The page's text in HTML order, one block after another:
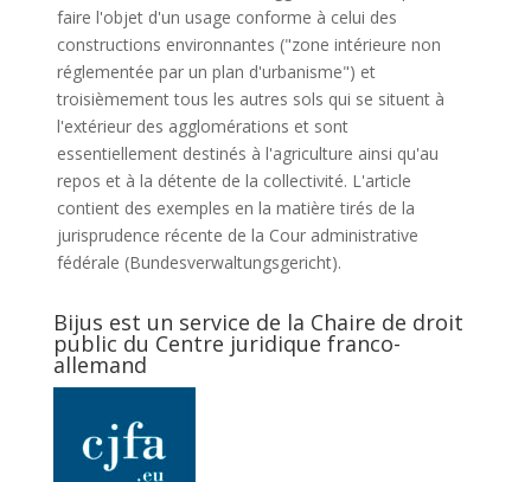
faire l'objet d'un usage conforme à celui des
constructions environnantes ("zone intérieure non
réglementée par un plan d'urbanisme") et
troisièmement tous les autres sols qui se situent à
l'extérieur des agglomérations et sont
essentiellement destinés à l'agriculture ainsi qu'au
repos et à la détente de la collectivité. L'article
contient des exemples en la matière tirés de la
jurisprudence récente de la Cour administrative
fédérale (Bundesverwaltungsgericht).
Bijus est un service de la Chaire de droit
public du Centre juridique franco-
allemand